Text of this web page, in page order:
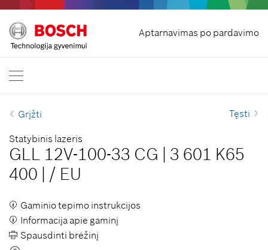
Aptarnavimas po pardavimo
Pradžia
Bosch Professional
Susisiekite su mumis
EN | English
Grįžti Tęsti
Statybinis lazeris
GLL 12V-100-33 CG
3 601 K65
400 / EU
Gaminio tepimo instrukcijos
Informacija apie gaminį
Spausdinti brėžinį